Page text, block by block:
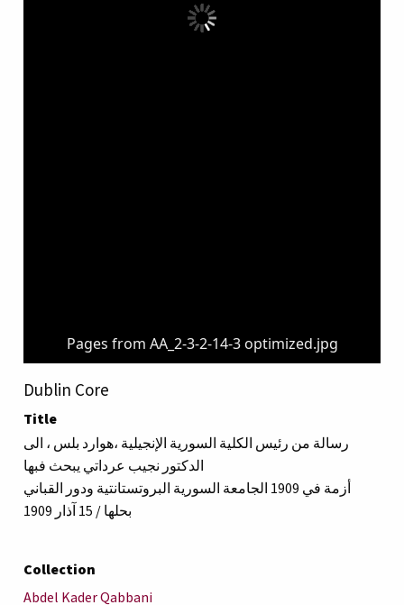
Pages from AA_2-3-2-14-3 optimized.jpg
Dublin Core
Title
رسالة من رئيس الكلية السورية الإنجيلية ،هوارد بلس ، الى
الدكتور نجيب عرداتي يبحث فبها
أزمة في 1909 الجامعة السورية البروتستانتية ودور القباني
بحلها / 15 آذار 1909
Collection
Abdel Kader Qabbani